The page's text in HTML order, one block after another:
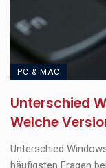
PC & MAC
Unterschied
Welche
Unterschied
häufigsten Fragen